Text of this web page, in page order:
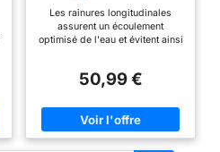
saisons (voiture)
Les rainures longitudinales
assurent un écoulement
optimisé de l'eau et évitent ainsi
bande de roulement du pneu,
adhérence sur la neige.
Excellente tenue de route sur sol
sec comme sur sol mouillé avec
50,99 €